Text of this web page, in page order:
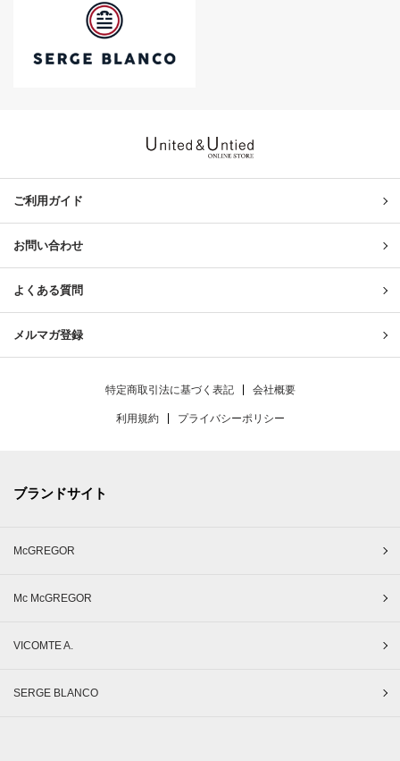
ご利用ガイド
お問い合わせ
よくある質問
メルマガ登録
特定商取引法に基づく表記 会社概要
利用規約 プライバシーポリシー
ブランドサイト
McGREGOR
Mc McGREGOR
VICOMTE A.
SERGE BLANCO